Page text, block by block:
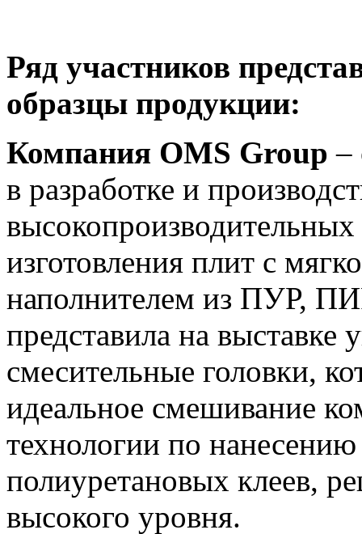
Ряд участников
образцы продукции:
Компания OMS Group –
в разработке и
изготовления плит с
наполнителем из ПУР,
представила на
смесительные головки,
идеальное смешивание
технологии по
полиуретановых клеев,
высокого уровня.